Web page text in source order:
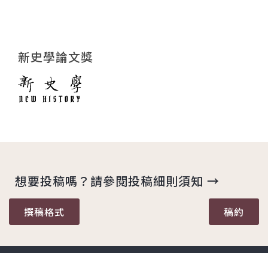
新史學論文獎
想要投稿嗎？請參閱投稿細則須知 →
撰稿格式 稿約